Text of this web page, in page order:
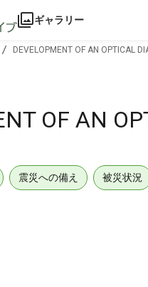
ギャラリー
DEVELOPMENT OF AN OPTICAL
OF AN
震災への備え 被災状況